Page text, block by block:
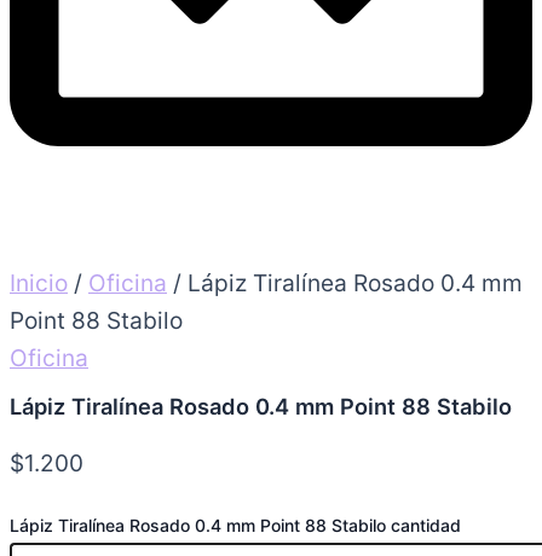
Inicio / Oficina / Lápiz Tiralínea Rosado 0.4 mm
Point 88 Stabilo
Oficina
Lápiz Tiralínea Rosado 0.4 mm Point 88 Stabilo
$1.200
Lápiz Tiralínea Rosado 0.4 mm Point 88 Stabilo cantidad